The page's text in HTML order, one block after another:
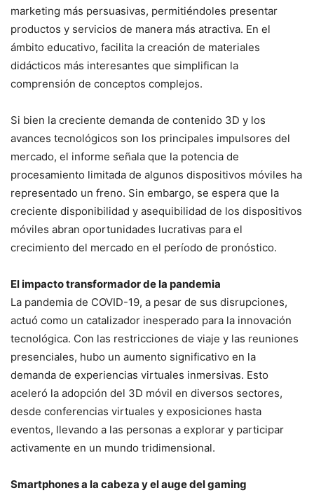
marketing más persuasivas, permitiéndoles presentar
productos y servicios de manera más atractiva. En el
ámbito educativo, facilita la creación de materiales
didácticos más interesantes que simplifican la
comprensión de conceptos complejos.
Si bien la creciente demanda de contenido 3D y los
avances tecnológicos son los principales impulsores del
mercado, el informe señala que la potencia de
procesamiento limitada de algunos dispositivos móviles ha
representado un freno. Sin embargo, se espera que la
creciente disponibilidad y asequibilidad de los dispositivos
móviles abran oportunidades lucrativas para el
crecimiento del mercado en el período de pronóstico.
El impacto transformador de la pandemia
La pandemia de COVID-19, a pesar de sus disrupciones,
actuó como un catalizador inesperado para la innovación
tecnológica. Con las restricciones de viaje y las reuniones
presenciales, hubo un aumento significativo en la
demanda de experiencias virtuales inmersivas. Esto
aceleró la adopción del 3D móvil en diversos sectores,
desde conferencias virtuales y exposiciones hasta
eventos, llevando a las personas a explorar y participar
activamente en un mundo tridimensional.
Smartphones a la cabeza y el auge del gaming